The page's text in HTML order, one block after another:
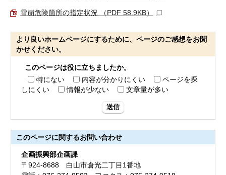
雪崩危険箇所の指定状況 （PDF 58.9KB）
より良いホームページにするために、ページのご感想をお聞
かせください。
このページは役に立ちましたか。
特にない
内容が分かりにくい
ページを探
しにくい
情報が少ない 文章量が多い
送信
このページに関するお問い合わせ
企画振興部企画課
〒924-8688 白山市倉光二丁目1番地